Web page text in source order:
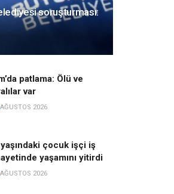
soruşturması:
patlama: Ölü ve
var
2026
çocuk işçi iş
yaşamını yitirdi
2026